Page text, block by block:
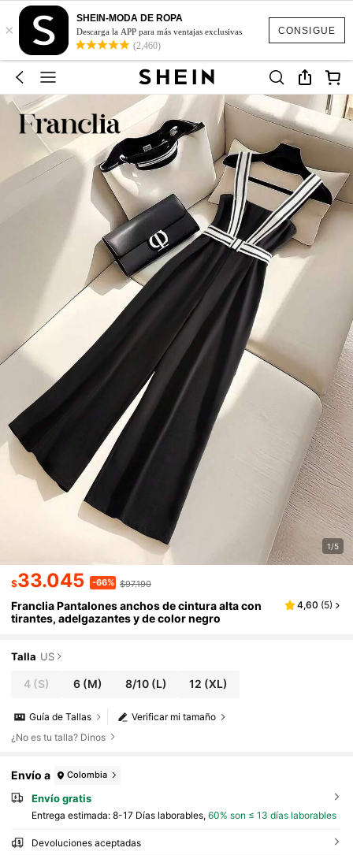
CONSIGUE
×
SHEIN-MODA DE ROPA
Descarga la APP para más ventajas exclusivas
(2,460)
1/5
$33.045 -66% $97.190
Franclia Pantalones anchos de cintura alta con
tirantes, adelgazantes y de color negro
4,60 (5)
Talla US
4 (S) 6 (M) 8/10(L) 12 (XL)
Verificar mi tamaño
Guía de Tallas
¿No es tu talla? Dinos
Envío a Colombia
Envío gratis
Entrega estimada: 8-17 Días laborables, 60% son ≤ 13 días laborables
Devoluciones aceptadas